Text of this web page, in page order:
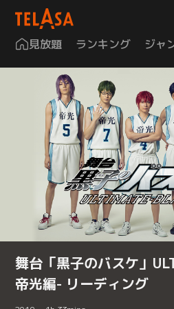
見放題 ランキング ジャ
舞台「黒子のバスケ」
帝光編- リーディング